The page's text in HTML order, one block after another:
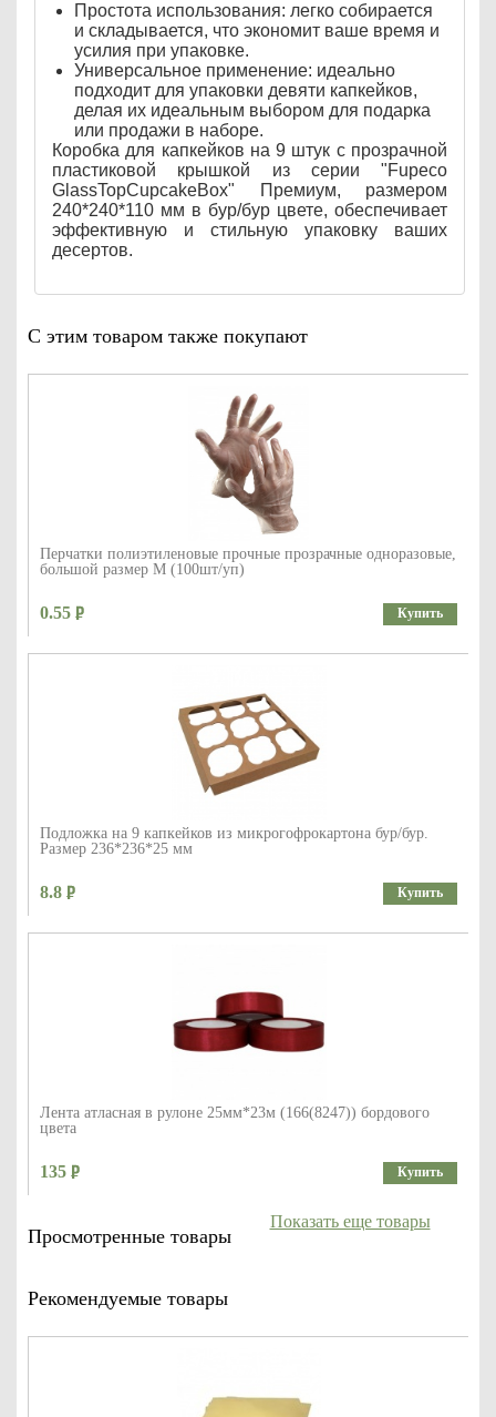
Простота использования: легко собирается
и складывается, что экономит ваше время и
усилия при упаковке.
Универсальное применение: идеально
подходит для упаковки девяти капкейков,
делая их идеальным выбором для подарка
или продажи в наборе.
Коробка для капкейков на 9 штук с прозрачной
пластиковой крышкой из серии "Fupeco
GlassTopCupcakeBox" Премиум, размером
240*240*110 мм в бур/бур цвете, обеспечивает
эффективную и стильную упаковку ваших
десертов.
С этим товаром также покупают
Перчатки полиэтиленовые прочные прозрачные одноразовые,
большой размер М (100шт/уп)
0.55 Купить
Подложка на 9 капкейков из микрогофрокартона бур/бур.
Размер 236*236*25 мм
8.8 Купить
Лента атласная в рулоне 25мм*23м (166(8247)) бордового
цвета
135 Купить
Просмотренные товары
Рекомендуемые товары
Показать еще товары